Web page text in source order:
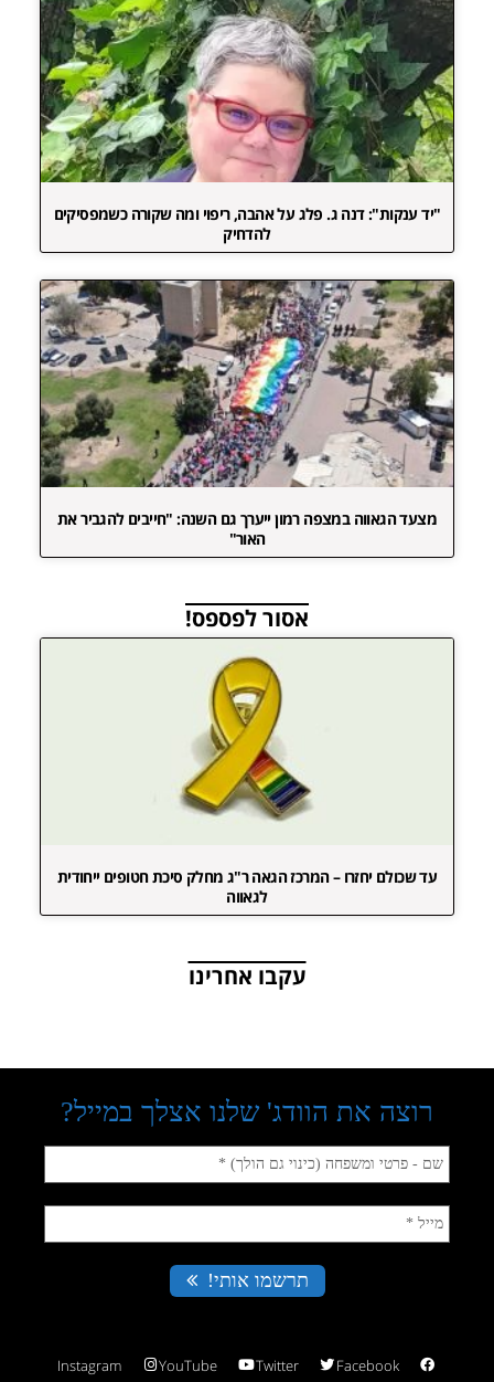
"יד ענקות": דנה ג. פלג על אהבה, ריפוי ומה שקורה כשמפסיקים
להדחיק
מצעד הגאווה במצפה רמון ייערך גם השנה: "חייבים להגביר את
האור"
אסור לפספס!
עד שכולם יחזרו – המרכז הגאה ר"ג מחלק סיכת חטופים ייחודית
לגאווה
עקבו אחרינו
Facebook
Twitter
YouTube
Instagram